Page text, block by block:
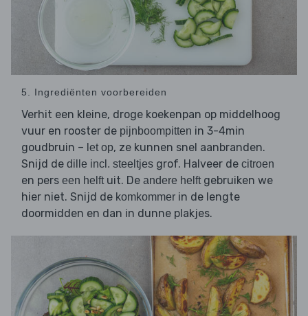
5. Ingrediënten voorbereiden
Verhit een kleine, droge koekenpan op middelhoog
vuur en rooster de pijnboompitten in 3-4min
goudbruin – let op, ze kunnen snel aanbranden.
Snijd de dille incl. steeltjes grof. Halveer de citroen
en pers een helftuit. De andere helftgebruiken we
hier niet. Snijd de komkommer in de lengte
doormidden en dan in dunne plakjes.